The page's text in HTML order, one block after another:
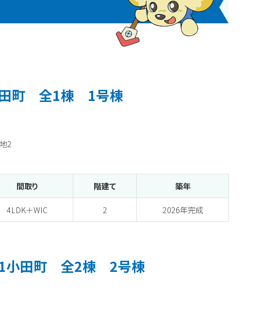
田町 全1棟 1号棟
2
間取り 階建て 築年
4LDK＋WIC 2 2026年完成
1小田町 全2棟 2号棟